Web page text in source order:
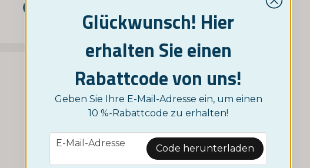
Glückwunsch! Hier
erhalten Sie einen
Rabattcode von uns!
Geben Sie Ihre E-Mail-Adresse ein, um einen
10 %-Rabattcode zu erhalten!
email
E-Mail-Adresse Code herunterladen